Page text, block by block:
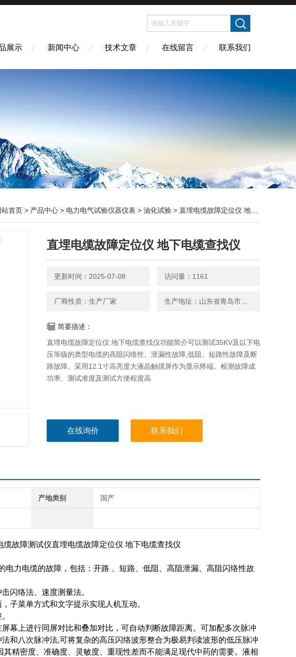
展示 新闻中心 技术文章 在线留言 联系我们
站首页 > 产品中心 > 电力电气试验仪器仪表 > 油化试验 > 直埋电缆故障定位仪 地下电缆查找仪
直埋电缆故障定位仪 地下电缆查找仪
更新时间：2025-07-08 访问量：1161
厂商性质：生产厂家
简要描述：
直埋电缆故障定位仪 地下电缆查找仪功能简介可以测试35KV及以下电
压等级的类型电缆的高阻闪络性、泄漏性故障,低阻、短路性故障及断
路故障。采用12.1寸高亮度大液晶触摸屏作为显示终端。检测故障成
功率、测试准度及测试方便程度高
在线询价 联系我们
产地类别 国产
故障测试仪直埋电缆故障定位仪 地下电缆查找仪
力电缆的故障，包括：开路 、短路、低阻、高阻泄漏、高阻闪络性故
闪络法、速度测量法。
子菜单方式和文字提示实现人机互动。
幕上进行同屏对比和叠加对比，可自动判断故障距离。 可加配多次脉冲
和八次脉冲法,可将复杂的高压闪络波形整合为极易判读波形的低压脉冲
精密度、准确度、灵敏度、重现性差而不能满足现代中药的需要。液相